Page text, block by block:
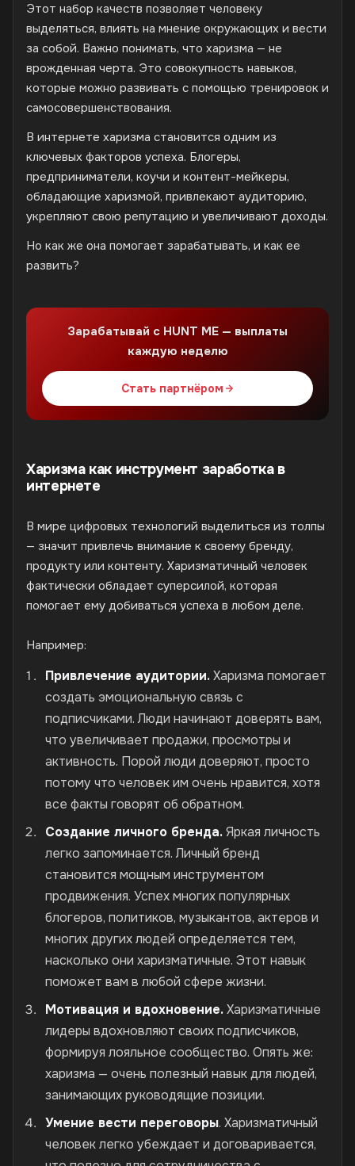
Этот набор качеств позволяет человеку
выделяться, влиять на мнение окружающих и вести
за собой. Важно понимать, что харизма — не
врожденная черта. Это совокупность навыков,
которые можно развивать с помощью тренировок и
самосовершенствования.
В интернете харизма становится одним из
ключевых факторов успеха. Блогеры,
предприниматели, коучи и контент-мейкеры,
обладающие харизмой, привлекают аудиторию,
укрепляют свою репутацию и увеличивают доходы.
Но как же она помогает зарабатывать, и как ее
развить?
Зарабатывай с HUNT ME — выплаты
каждую неделю
Стать партнёром
Харизма как инструмент заработка в
интернете
В мире цифровых технологий выделиться из толпы
— значит привлечь внимание к своему бренду,
продукту или контенту. Харизматичный человек
фактически обладает суперсилой, которая
помогает ему добиваться успеха в любом деле.
Например:
Привлечение аудитории.Харизма помогает
создать эмоциональную связь с
подписчиками. Люди начинают доверять вам,
что увеличивает продажи, просмотры и
активность. Порой люди доверяют, просто
потому что человек им очень нравится, хотя
все факты говорят об обратном.
Создание личного бренда.Яркая личность
легко запоминается. Личный бренд
становится мощным инструментом
продвижения. Успех многих популярных
блогеров, политиков, музыкантов, актеров и
многих других людей определяется тем,
насколько они харизматичные. Этот навык
поможет вам в любой сфере жизни.
Мотивация и вдохновение.Харизматичные
лидеры вдохновляют своих подписчиков,
формируя лояльное сообщество. Опять же:
харизма — очень полезный навык для людей,
занимающих руководящие позиции.
Умение вести переговоры. Харизматичный
человек легко убеждает и договаривается,